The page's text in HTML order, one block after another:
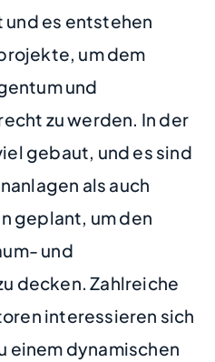
und es entstehen
um dem
und
zu werden. In der
gebaut, und es sind
als auch
geplant, um den
und
decken. Zahlreiche
interessieren sich
einem dynamischen